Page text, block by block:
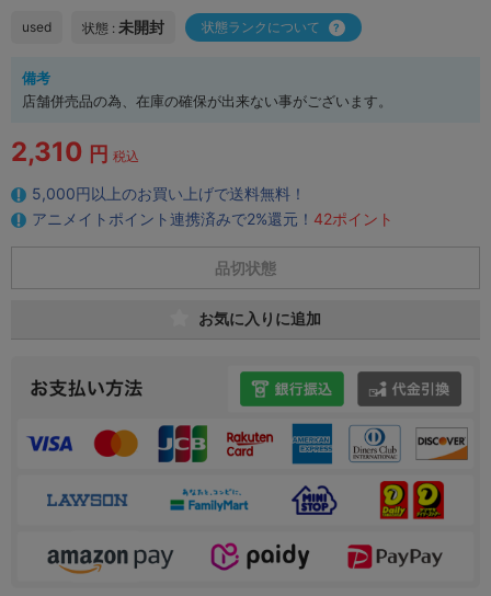
used 状態 : 未開封 状態ランクについて
備考
店舗併売品の為、在庫の確保が出来ない事がございます。
2,310 円 税込
5,000円以上のお買い上げで送料無料！
アニメイトポイント連携済みで2%還元！ 42ポイント
品切状態
お気に入りに追加